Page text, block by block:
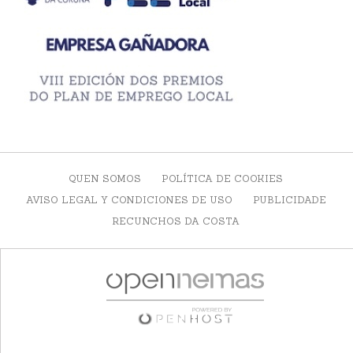
QUEN SOMOS
POLÍTICA DE COOKIES
AVISO LEGAL Y CONDICIONES DE USO
PUBLICIDADE
RECUNCHOS DA COSTA